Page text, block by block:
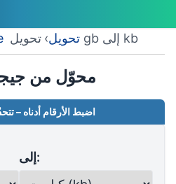
data-storage تحويل› تحويل gb إلى kb
محوّل من
اضبط الأرقام أدناه –
إلى: